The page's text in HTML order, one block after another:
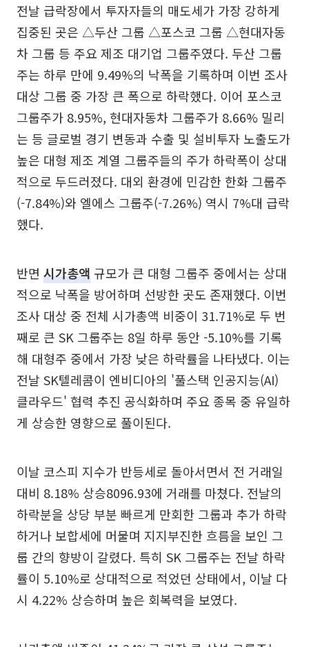
전날 급락장에서 투자자들의 매도세가 가장 강하게
집중된 곳은 △두산 그룹 △포스코 그룹 △현대자동
차 그룹 등 주요 제조 대기업 그룹주였다. 두산 그룹
주는 하루 만에 9.49%의 낙폭을 기록하며 이번 조사
대상 그룹 중 가장 큰 폭으로 하락했다. 이어 포스코
그룹주가 8.95%, 현대자동차 그룹주가 8.66% 밀리
는 등 글로벌 경기 변동과 수출 및 설비투자 노출도가
높은 대형 제조 계열 그룹주들의 주가 하락폭이 상대
적으로 두드러졌다. 대외 환경에 민감한 한화 그룹주
(-7.84%)와 엘에스 그룹주(-7.26%) 역시 7%대 급락
했다.
반면 시가총액 규모가 큰 대형 그룹주 중에서는 상대
적으로 낙폭을 방어하며 선방한 곳도 존재했다. 이번
조사 대상 중 전체 시가총액 비중이 31.71%로 두 번
째로 큰 SK 그룹주는 8일 하루 동안 -5.10%를 기록
해 대형주 중에서 가장 낮은 하락률을 나타냈다. 이는
전날 SK텔레콤이 엔비디아의 '풀스택 인공지능(AI)
클라우드' 협력 추진 공식화하며 주요 종목 중 유일하
게 상승한 영향으로 풀이된다.
이날 코스피 지수가 반등세로 돌아서면서 전 거래일
대비 8.18% 상승8096.93에 거래를 마쳤다. 전날의
하락분을 상당 부분 빠르게 만회한 그룹과 추가 하락
하거나 보합세에 머물며 지지부진한 흐름을 보인 그
룹 간의 향방이 갈렸다. 특히 SK 그룹주는 전날 하락
률이 5.10%로 상대적으로 적었던 상태에서, 이날 다
시 4.22% 상승하며 높은 회복력을 보였다.